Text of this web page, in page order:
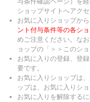
ショップサイトへアク
お気に入りショップか
ント付与条件等の各シ
めご注意ください。な
ョップの「＞＞このシ
お気に入りの登録、登
要です。
お気に入りショップは
ップは、お気に入りシ
お気に入りを解除する